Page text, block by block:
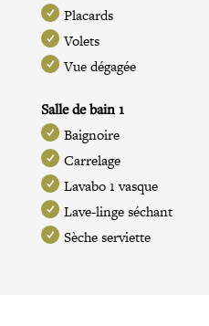
Placards
Volets
Vue dégagée
Salle de bain 1
Baignoire
Carrelage
Lavabo 1 vasque
Lave-linge séchant
Sèche serviette